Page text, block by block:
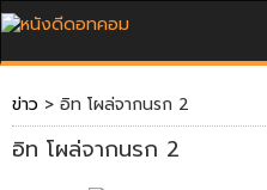
ข่าว > อิท โผล่จากนรก 2
อิท โผล่จากนรก 2